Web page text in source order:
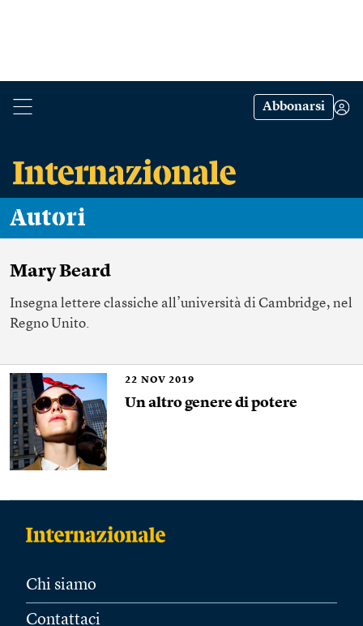
Abbonarsi
Autori
Mary Beard
Insegna lettere classiche all’università di Cambridge, nel
Regno Unito.
22 NOV 2019
Un altro genere di potere
Chi siamo
Contattaci